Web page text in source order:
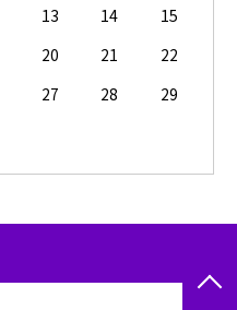
13 14
15
20 21
22
27 28
29